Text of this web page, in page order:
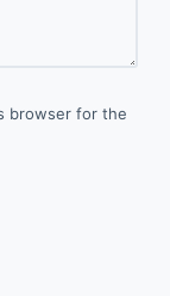
browser for the